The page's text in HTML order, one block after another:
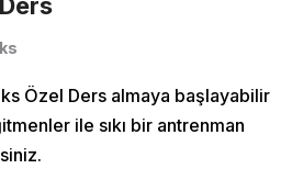
Özel Ders almaya başlayabilir
ile sıkı bir antrenman
Pages
Membership